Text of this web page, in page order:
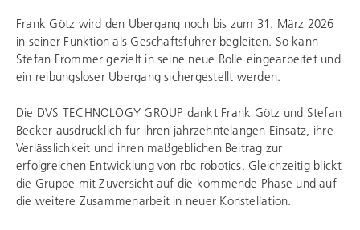
Frank Götz wird den Übergang noch bis zum 31. März 2026
in seiner Funktion als Geschäftsführer begleiten. So kann
Stefan Frommer gezielt in seine neue Rolle eingearbeitet und
ein reibungsloser Übergang sichergestellt werden.
Die DVS TECHNOLOGY GROUP dankt Frank Götz und Stefan
Becker ausdrücklich für ihren jahrzehntelangen Einsatz, ihre
Verlässlichkeit und ihren maßgeblichen Beitrag zur
erfolgreichen Entwicklung von rbc robotics. Gleichzeitig blickt
die Gruppe mit Zuversicht auf die kommende Phase und auf
die weitere Zusammenarbeit in neuer Konstellation.